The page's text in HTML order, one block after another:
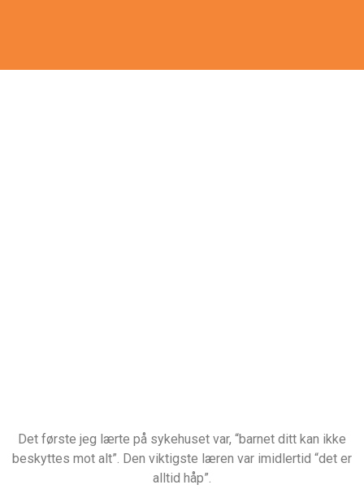
Det første jeg lærte på sykehuset var, “barnet ditt kan ikke
beskyttes mot alt”. Den viktigste læren var imidlertid “det er
alltid håp”.